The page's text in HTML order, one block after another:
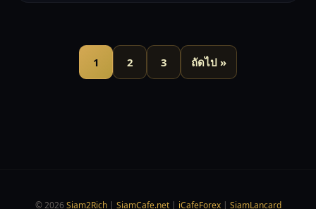
1 2 3 ถัดไป »
© 2026 Siam2Rich| SiamCafe.net| iCafeForex| SiamLancard